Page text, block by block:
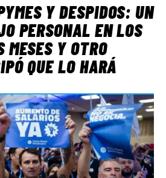
Y DESPIDOS: UN
PERSONAL EN LOS
MESES Y OTRO
QUE LO HARÁ